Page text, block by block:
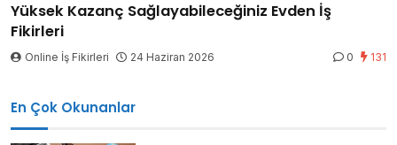
Yüksek Kazanç Sağlayabileceğiniz Evden İş
Fikirleri
Online İş Fikirleri 24 Haziran 2026 0 131
En Çok Okunanlar